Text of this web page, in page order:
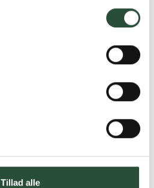
Tillad alle
Voltaren Emulgel 1% gel